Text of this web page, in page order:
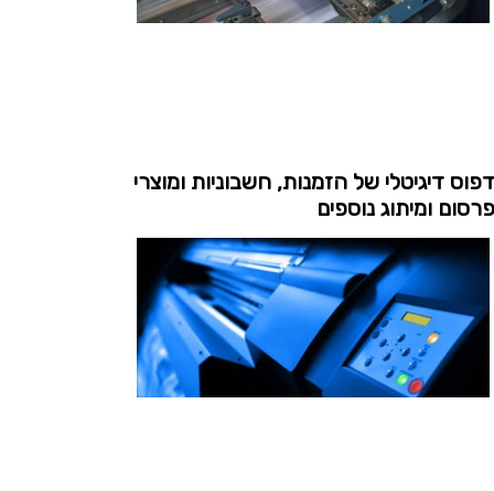
דפוס דיגיטלי של הזמנות, חשבוניות ומוצרי
פרסום ומיתוג נוספים